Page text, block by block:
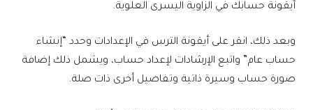
أيقونة حسابك في الزاوية اليسرى العلوية.
وبعد ذلك، انقر على أيقونة الترس في الإعدادات وحدد “إنشاء
حساب عام” واتبع الإرشادات لإعداد حساب، ويشمل ذلك إضافة
صورة حساب وسيرة ذاتية وتفاصيل أخرى ذات صلة.